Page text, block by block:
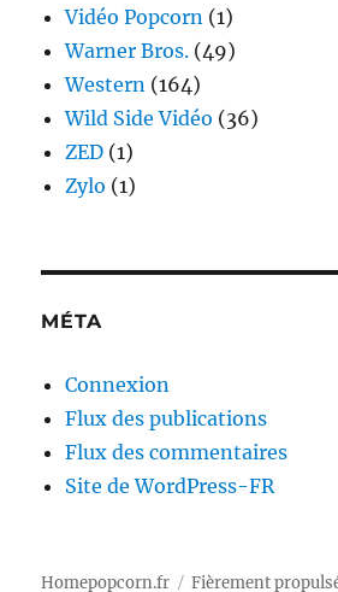
Vidéo Popcorn (1)
Warner Bros. (49)
Western (164)
Wild Side Vidéo (36)
ZED (1)
Zylo (1)
MÉTA
Connexion
Flux des publications
Flux des commentaires
Site de WordPress-FR
Homepopcorn.fr Fièrement